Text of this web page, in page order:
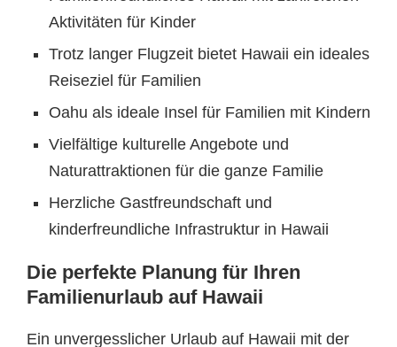
Aktivitäten für Kinder
Trotz langer Flugzeit bietet Hawaii ein ideales
Reiseziel für Familien
Oahu als ideale Insel für Familien mit Kindern
Vielfältige kulturelle Angebote und
Naturattraktionen für die ganze Familie
Herzliche Gastfreundschaft und
kinderfreundliche Infrastruktur in Hawaii
Die perfekte Planung für Ihren
Familienurlaub auf Hawaii
Ein unvergesslicher Urlaub auf Hawaii mit der